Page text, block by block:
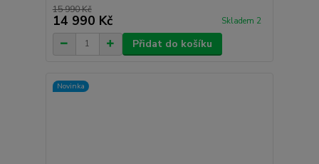
15 990 Kč
14 990 Kč Skladem 2
Přidat do košíku
Novinka